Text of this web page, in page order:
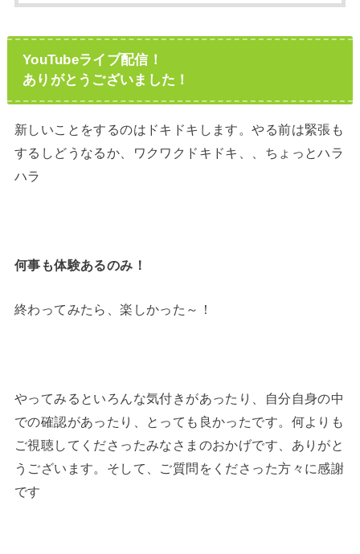
YouTubeライブ配信！
ありがとうございました！
新しいことをするのはドキドキします。やる前は緊張も
するしどうなるか、ワクワクドキドキ、、ちょっとハラ
ハラ
何事も体験あるのみ！
終わってみたら、楽しかった～！
やってみるといろんな気付きがあったり、自分自身の中
での確認があったり、とっても良かったです。何よりも
ご視聴してくださったみなさまのおかげです、ありがと
うございます。そして、ご質問をくださった方々に感謝
です